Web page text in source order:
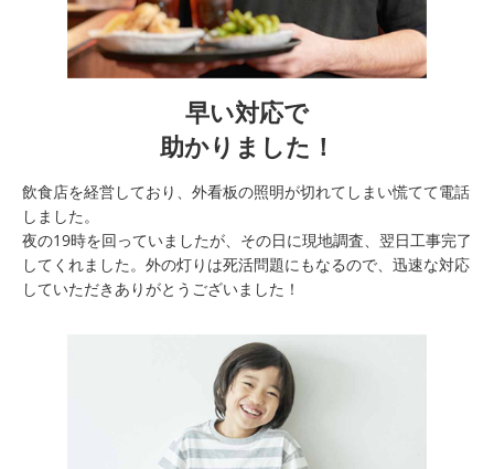
早い対応で
助かりました！
飲食店を経営しており、外看板の照明が切れてしまい慌てて電話
しました。
夜の19時を回っていましたが、その日に現地調査、翌日工事完了
してくれました。外の灯りは死活問題にもなるので、迅速な対応
していただきありがとうございました！